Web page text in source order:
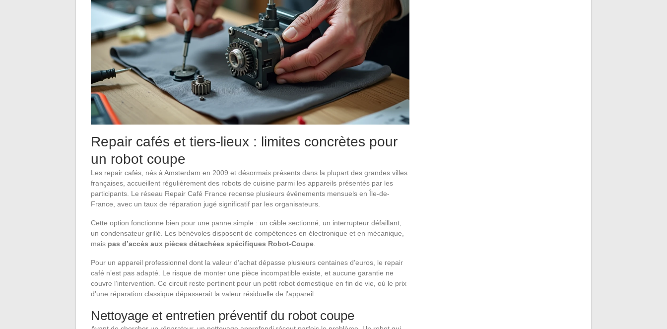
Repair cafés et tiers-lieux : limites concrètes pour
un robot coupe
Les repair cafés, nés à Amsterdam en 2009 et désormais présents dans la plupart des grandes villes
françaises, accueillent régulièrement des robots de cuisine parmi les appareils présentés par les
participants. Le réseau Repair Café France recense plusieurs événements mensuels en Île-de-
France, avec un taux de réparation jugé significatif par les organisateurs.
Cette option fonctionne bien pour une panne simple : un câble sectionné, un interrupteur défaillant,
un condensateur grillé. Les bénévoles disposent de compétences en électronique et en mécanique,
mais pas d’accès aux pièces détachées spécifiques Robot-Coupe
Pour un appareil professionnel dont la valeur d’achat dépasse plusieurs centaines d’euros, le repair
café n’est pas adapté. Le risque de monter une pièce incompatible existe, et aucune garantie ne
couvre l’intervention. Ce circuit reste pertinent pour un petit robot domestique en fin de vie, où le prix
d’une réparation classique dépasserait la valeur résiduelle de l’appareil.
Nettoyage et entretien préventif du robot coupe